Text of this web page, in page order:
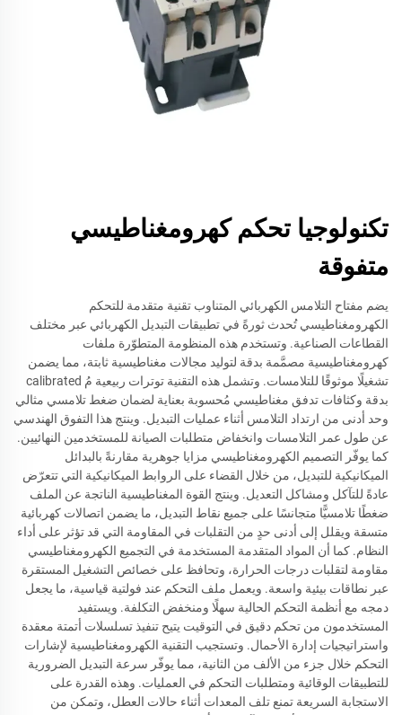
تكنولوجيا تحكم كهرومغناطيسي
متفوقة
يضم مفتاح التلامس الكهربائي المتناوب تقنية متقدمة للتحكم
الكهرومغناطيسي تُحدث ثورةً في تطبيقات التبديل الكهربائي عبر مختلف
القطاعات الصناعية. وتستخدم هذه المنظومة المتطوّرة ملفات
كهرومغناطيسية مصمَّمة بدقة لتوليد مجالات مغناطيسية ثابتة، مما يضمن
تشغيلًا موثوقًا للتلامسات. وتشمل هذه التقنية توترات ربيعية مُ calibrated
بدقة وكثافات تدفق مغناطيسي مُحسوبة بعناية لضمان ضغط تلامسي مثالي
وحد أدنى من ارتداد التلامس أثناء عمليات التبديل. وينتج هذا التفوق الهندسي
عن طول عمر التلامسات وانخفاض متطلبات الصيانة للمستخدمين النهائيين.
كما يوفّر التصميم الكهرومغناطيسي مزايا جوهرية مقارنةً بالبدائل
الميكانيكية للتبديل، من خلال القضاء على الروابط الميكانيكية التي تتعرّض
عادةً للتآكل ومشاكل التعديل. وينتج القوة المغناطيسية الناتجة عن الملف
ضغطًا تلامسيًّا متجانسًا على جميع نقاط التبديل، ما يضمن اتصالات كهربائية
متسقة ويقلل إلى أدنى حدٍ من التقلبات في المقاومة التي قد تؤثر على أداء
النظام. كما أن المواد المتقدمة المستخدمة في التجميع الكهرومغناطيسي
مقاومة لتقلبات درجات الحرارة، وتحافظ على خصائص التشغيل المستقرة
عبر نطاقات بيئية واسعة. ويعمل ملف التحكم عند فولتية قياسية، ما يجعل
دمجه مع أنظمة التحكم الحالية سهلًا ومنخفض التكلفة. ويستفيد
المستخدمون من تحكم دقيق في التوقيت يتيح تنفيذ تسلسلات أتمتة معقدة
واستراتيجيات إدارة الأحمال. وتستجيب التقنية الكهرومغناطيسية لإشارات
التحكم خلال جزء من الألف من الثانية، مما يوفّر سرعة التبديل الضرورية
للتطبيقات الوقائية ومتطلبات التحكم في العمليات. وهذه القدرة على
الاستجابة السريعة تمنع تلف المعدات أثناء حالات العطل، وتمكن من